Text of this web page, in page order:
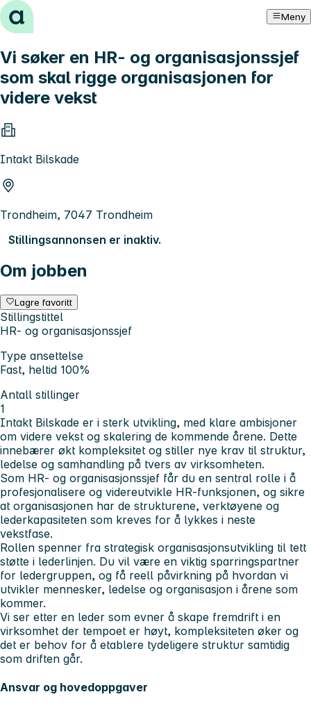
Hopp til innhold Meny
Vi søker en HR- og organisasjonssjef
som skal rigge organisasjonen for
videre vekst
Intakt Bilskade
Trondheim, 7047 Trondheim
Stillingsannonsen er inaktiv.
Om jobben
Lagre favoritt
Stillingstittel
HR- og organisasjonssjef
Type ansettelse
Fast, heltid 100%
Antall stillinger
1
Intakt Bilskade er i sterk utvikling, med klare ambisjoner
om videre vekst og skalering de kommende årene. Dette
innebærer økt kompleksitet og stiller nye krav til struktur,
ledelse og samhandling på tvers av virksomheten.
Som HR- og organisasjonssjef får du en sentral rolle i å
profesjonalisere og videreutvikle HR-funksjonen, og sikre
at organisasjonen har de strukturene, verktøyene og
lederkapasiteten som kreves for å lykkes i neste
vekstfase.
Rollen spenner fra strategisk organisasjonsutvikling til tett
støtte i lederlinjen. Du vil være en viktig sparringspartner
for ledergruppen, og få reell påvirkning på hvordan vi
utvikler mennesker, ledelse og organisasjon i årene som
kommer.
Vi ser etter en leder som evner å skape fremdrift i en
virksomhet der tempoet er høyt, kompleksiteten øker og
det er behov for å etablere tydeligere struktur samtidig
som driften går.
Ansvar og hovedoppgaver